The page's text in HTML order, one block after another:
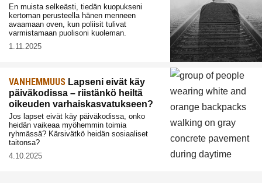
En muista selkeästi, tiedän kuopukseni
kertoman perusteella hänen menneen
avaamaan oven, kun poliisit tulivat
varmistamaan puolisoni kuoleman.
1.11.2025
VANHEMMUUS Lapseni eivät käy
päiväkodissa – riistänkö heiltä
oikeuden varhaiskasvatukseen?
Jos lapset eivät käy päiväkodissa, onko
heidän vaikeaa myöhemmin toimia
ryhmässä? Kärsivätkö heidän sosiaaliset
taitonsa?
4.10.2025